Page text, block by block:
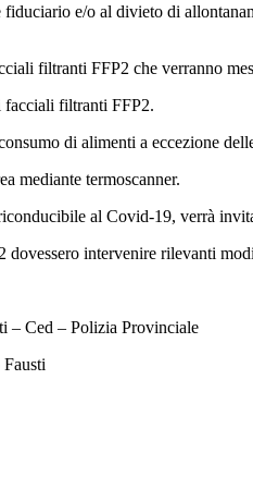
e/o al divieto di
filtranti FFP2 che verranno
facciali filtranti FFP2.
di alimenti a eccezione
mediante termoscanner.
al Covid‐19, verrà
intervenire rilevanti
– Ced – Polizia Provinciale